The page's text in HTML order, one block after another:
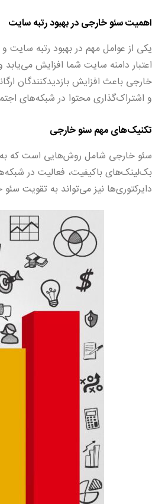
اهمیت سئو خارجی در بهبود رتبه سایت
یکی از عوامل مهم در بهبود رتبه
اعتبار دامنه سایت شما افزایش
خارجی باعث افزایش بازدیدکنندگان
و اشتراک‌گذاری محتوا در شبکه‌های
تکنیک‌های مهم سئو خارجی
سئو خارجی شامل روش‌هایی است که به
بک‌لینک‌های باکیفیت، فعالیت در
دایرکتوری‌ها نیز می‌تواند به تقویت